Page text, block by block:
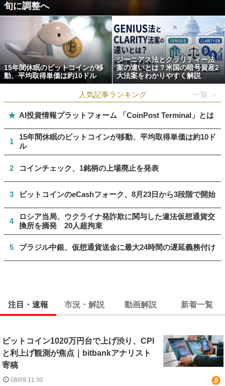
旬に調整へ
15年間休眠のビットコインが移
動、平均取得単価は約10ドル
ジーニアス法とクラリティー法
案の違いとは？米国の暗号資産2
大法案をわかりやすく解説
人気記事ランキング 一覧 ＞
★ AI投資情報プラットフォーム 「CoinPost Terminal」とは
1
15年間休眠のビットコインが移動、平均取得単価は約10ド
ル
2 コインチェック、1銘柄の上場廃止を発表
3 ビットコインのeCashフォーク、8月23日から3段階で開始
4
ロシア当局、ウクライナ発詐欺に関与した違法仮想通貨交
換所を摘発 20人超拘束
5 ブラジル中銀、仮想通貨送金に最大24時間の遅延義務付け
注目・速報 市況・解説 動画解説 新着一覧
ビットコイン1020万円台で上げ渋り、CPI
と利上げ観測が焦点｜bitbankアナリスト
寄稿
08/09 11:30